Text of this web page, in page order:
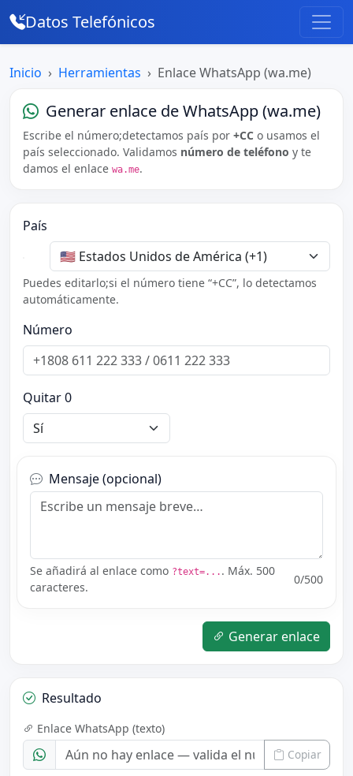
Datos Telefónicos
Inicio Herramientas Enlace WhatsApp (wa.me)
Generar enlace de WhatsApp (wa.me)
Escribe el número;detectamos país por +CC o usamos el
país seleccionado. Validamos número de teléfono y te
damos el enlace wa.me.
País
Puedes editarlo;si el número tiene “+CC”, lo detectamos
automáticamente.
Número
Quitar 0
Mensaje (opcional)
Se añadirá al enlace como ?text=... . Máx. 500
caracteres.
0/500
Generar enlace
Resultado
Enlace WhatsApp (texto)
Copiar